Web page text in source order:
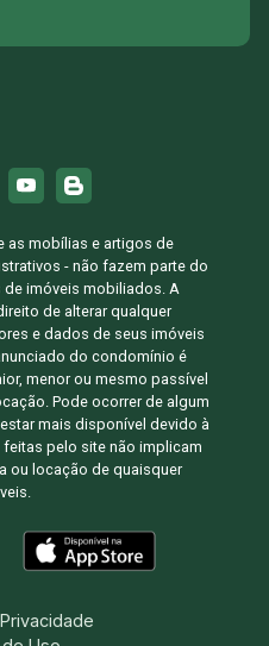
as mobílias e artigos de
- não fazem parte do
imóveis mobiliados. A
de alterar qualquer
e dados de seus imóveis
do condomínio é
menor ou mesmo passível
Pode ocorrer de algum
mais disponível devido à
pelo site não implicam
ou locação de quaisquer